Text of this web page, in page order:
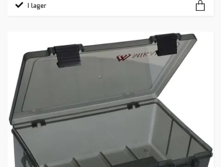
I lager